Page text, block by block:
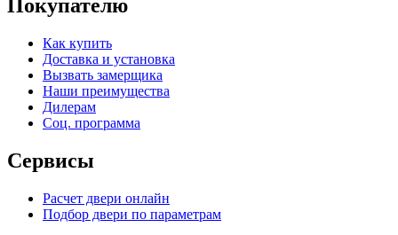
Покупателю
Как купить
Доставка и установка
Вызвать замерщика
Наши преимущества
Дилерам
Соц. программа
Сервисы
Расчет двери онлайн
Подбор двери по параметрам